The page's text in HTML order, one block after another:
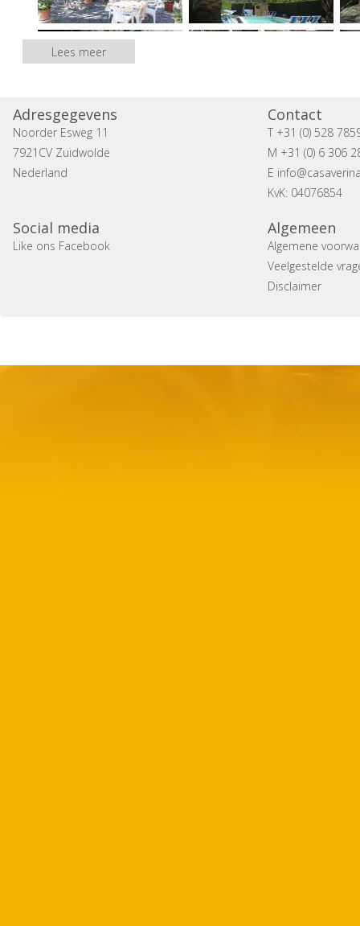
Lees meer
Adresgegevens
Noorder Esweg 11
7921CV Zuidwolde
Nederland
Contact
T +31 (0) 528
M +31 (0) 6 306
E
KvK: 04076854
Social media
Like ons Facebook
Algemeen
Algemene
Veelgestelde
Disclaimer